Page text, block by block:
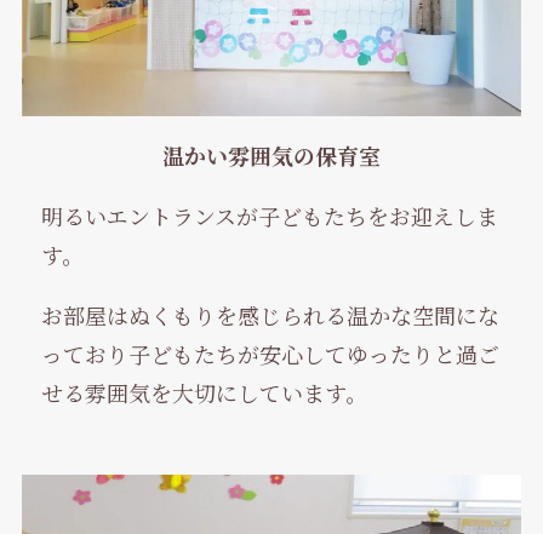
温かい雰囲気の保育室
明るいエントランスが子どもたちをお迎えしま
す。
お部屋はぬくもりを感じられる温かな空間にな
っており子どもたちが安心してゆったりと過ご
せる雰囲気を大切にしています。